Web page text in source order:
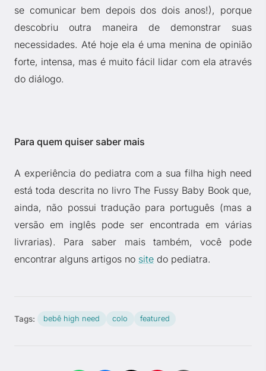
se comunicar bem depois dos dois anos!), porque
descobriu outra maneira de demonstrar suas
necessidades. Até hoje ela é uma menina de opinião
forte, intensa, mas é muito fácil lidar com ela através
do diálogo.
Para quem quiser saber mais
A experiência do pediatra com a sua filha high need
está toda descrita no livro The Fussy Baby Book que,
ainda, não possui tradução para português (mas a
versão em inglês pode ser encontrada em várias
livrarias). Para saber mais também, você pode
encontrar alguns artigos no site do pediatra.
Tags: bebê high need colo featured